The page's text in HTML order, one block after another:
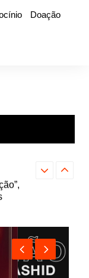
Doação
Farofa